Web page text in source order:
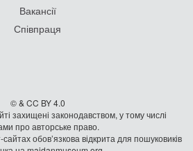
Вакансії
Співпраця
© & CC BY 4.0
захищені законодавством, у тому числі
про авторське право.
обов’язкова відкрита для пошуковиків